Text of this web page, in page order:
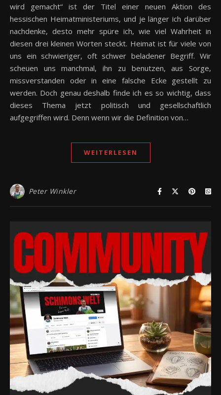
wird gemacht“ ist der Titel einer neuen Aktion des
hessischen Heimatministeriums, und je länger ich darüber
nachdenke, desto mehr spüre ich, wie viel Wahrheit in
diesen drei kleinen Worten steckt. Heimat ist für viele von
uns ein schwieriger, oft schwer beladener Begriff. Wir
scheuen uns manchmal, ihn zu benutzen, aus Sorge,
missverstanden oder in eine falsche Ecke gestellt zu
werden. Doch genau deshalb finde ich es so wichtig, dass
dieses Thema jetzt politisch und gesellschaftlich
aufgegriffen wird. Denn wenn wir die Definition von…
WEITERLESEN
Peter Winkler